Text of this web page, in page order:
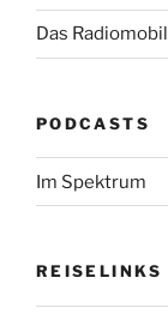
Das Radiomobil
PODCASTS
Im Spektrum
REISELINKS